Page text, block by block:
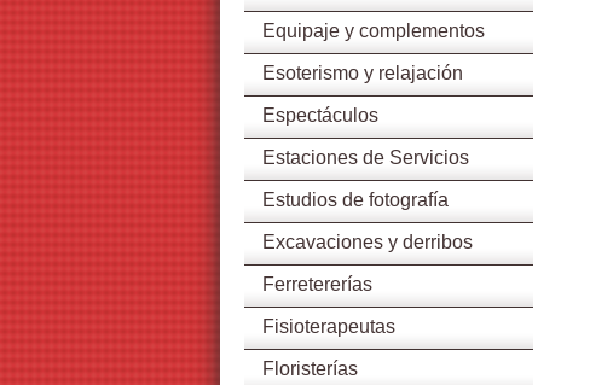
Equipaje y complementos
Esoterismo y relajación
Espectáculos
Estaciones de Servicios
Estudios de fotografía
Excavaciones y derribos
Ferretererías
Fisioterapeutas
Floristerías